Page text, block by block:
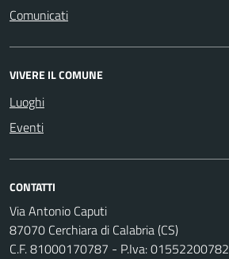
Comunicati
VIVERE IL COMUNE
Luoghi
Eventi
CONTATTI
Via Antonio Caputi
87070 Cerchiara di Calabria (CS)
C.F. 81000170787 - P.Iva: 01552200782